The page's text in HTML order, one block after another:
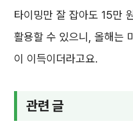
타이밍만 잘 잡아도 15만
활용할 수 있으니, 올해는
이 이득이더라고요.
관련 글